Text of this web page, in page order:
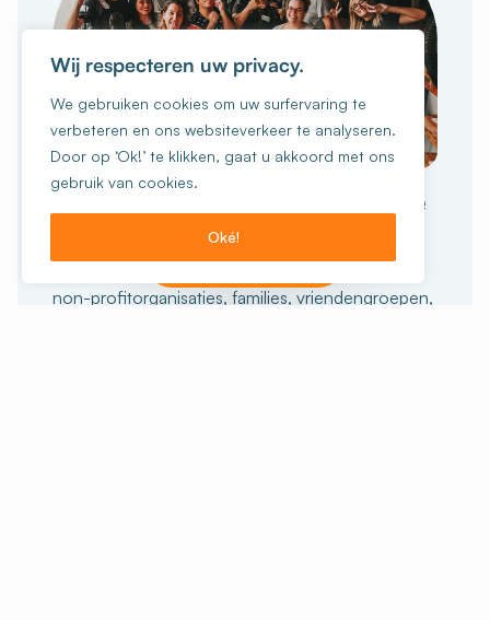
Ik wil boeken!
GROEPSREIZEN
Geniet van een onvergetelijke
ervaring
non-profitorganisaties, families, vriendengroepen,
Wij respecteren uw privacy.
We gebruiken cookies om uw surfervaring te
verbeteren en ons websiteverkeer te analyseren.
Door op ‘Ok!’ te klikken, gaat u akkoord met ons
gebruik van cookies.
Oké!